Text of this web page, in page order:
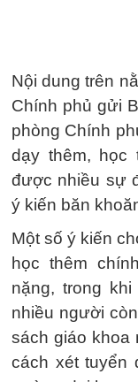
Nội dung trên
Chính phủ gửi
phòng Chính
dạy thêm, học
được nhiều sự
ý kiến băn
Một số ý kiến
học thêm
nặng, trong
nhiều người
sách giáo khoa
cách xét tuyển